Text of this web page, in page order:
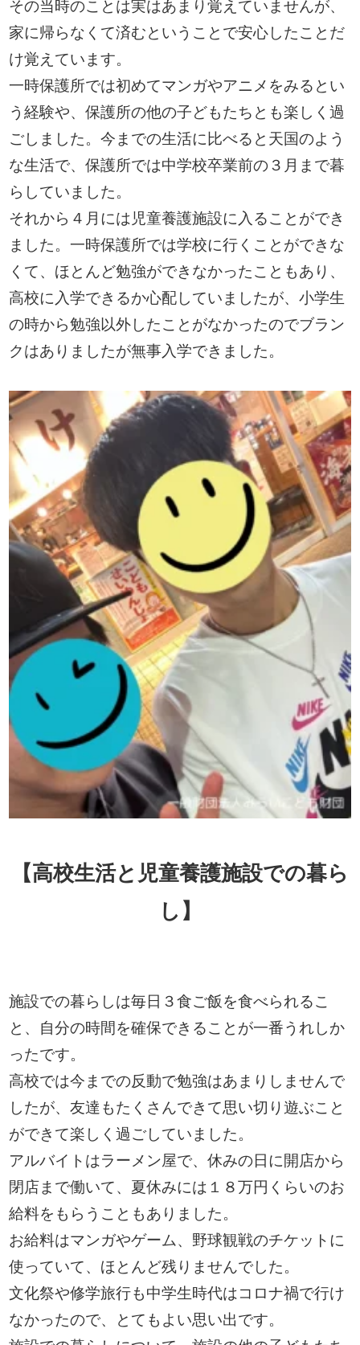
その当時のことは実はあまり覚えていませんが、
家に帰らなくて済むということで安心したことだ
け覚えています。
一時保護所では初めてマンガやアニメをみるとい
う経験や、保護所の他の子どもたちとも楽しく過
ごしました。今までの生活に比べると天国のよう
な生活で、保護所では中学校卒業前の３月まで暮
らしていました。
それから４月には児童養護施設に入ることができ
ました。一時保護所では学校に行くことができな
くて、ほとんど勉強ができなかったこともあり、
高校に入学できるか心配していましたが、小学生
の時から勉強以外したことがなかったのでブラン
クはありましたが無事入学できました。
【高校生活と児童養護施設での暮ら
し】
施設での暮らしは毎日３食ご飯を食べられるこ
と、自分の時間を確保できることが一番うれしか
ったです。
高校では今までの反動で勉強はあまりしませんで
したが、友達もたくさんできて思い切り遊ぶこと
ができて楽しく過ごしていました。
アルバイトはラーメン屋で、休みの日に開店から
閉店まで働いて、夏休みには１８万円くらいのお
給料をもらうこともありました。
お給料はマンガやゲーム、野球観戦のチケットに
使っていて、ほとんど残りませんでした。
文化祭や修学旅行も中学生時代はコロナ禍で行け
なかったので、とてもよい思い出です。